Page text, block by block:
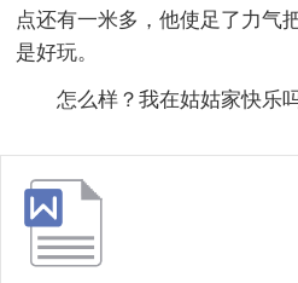
点还有一米多，他使足了力气
是好玩。
怎么样？我在姑姑家快乐